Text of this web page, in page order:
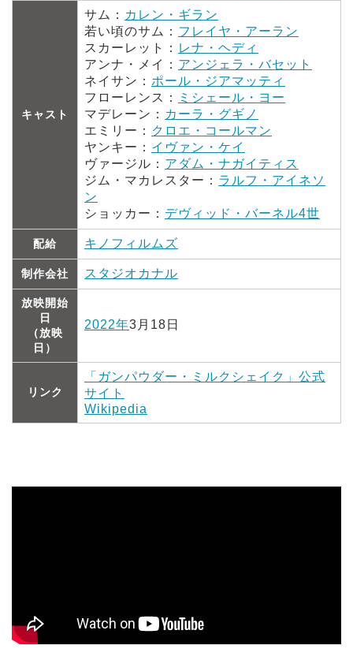
キャスト
サム： カレン・ギラン
若い頃のサム： フレイヤ・アーラン
スカーレット： レナ・ヘディ
アンナ・メイ： アンジェラ・バセット
ネイサン： ポール・ジアマッティ
フローレンス：
ミシェール・ヨー
マデレーン： カーラ・グギノ
エミリー： クロエ・コールマン
ヤンキー： イヴァン・ケイ
ヴァージル： アダム・ナガイティス
ジム・マカレスター： ラルフ・アイネソ
ン
ショッカー： デヴィッド・バーネル4世
配給 キノフィルムズ
制作会社 スタジオカナル
放映開始
日
（放映
日）
2022年3月18日
リンク
「ガンパウダー・ミルクシェイク」公式
サイト
Wikipedia